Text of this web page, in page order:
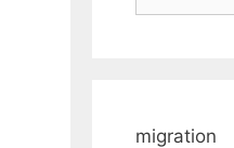
migration